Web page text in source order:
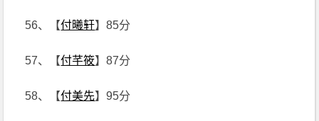
56、【付曦轩】85分
57、【付芊筱】87分
58、【付美先】95分